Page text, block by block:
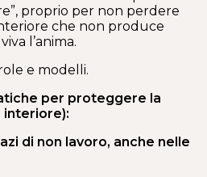
proprio per non perdere
che non produce
l’anima.
e modelli.
per proteggere la
interiore):
di non lavoro, anche nelle